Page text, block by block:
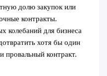
долю закупок или
контракты.
колебаний для бизнеса
хотя бы один
провальный контракт.